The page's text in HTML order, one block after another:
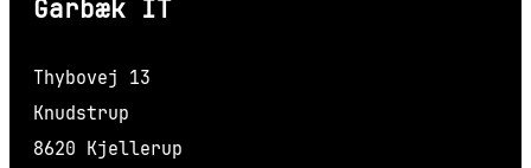
Garbæk IT
Thybovej 13
Knudstrup
8620 Kjellerup